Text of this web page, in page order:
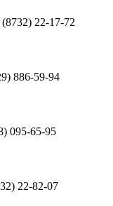
22-17-72
886-59-94
095-65-95
22-82-07